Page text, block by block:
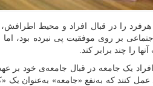
را در قبال افراد و محیط
بر روی موفقیت پی نبرده بود،
را چند برابر کند.
یک جامعه در قبال جامعه‌ی خود بر
کنند که به‌نفع «جامعه» به‌عنوان یک